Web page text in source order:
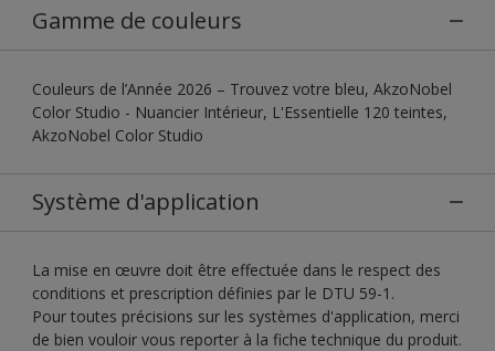
Gamme de couleurs
Couleurs de l’Année 2026 – Trouvez votre bleu, AkzoNobel
Color Studio - Nuancier Intérieur, L'Essentielle 120 teintes,
AkzoNobel Color Studio
Système d'application
La mise en œuvre doit être effectuée dans le respect des
conditions et prescription définies par le DTU 59-1.
Pour toutes précisions sur les systèmes d'application, merci
de bien vouloir vous reporter à la fiche technique du produit.